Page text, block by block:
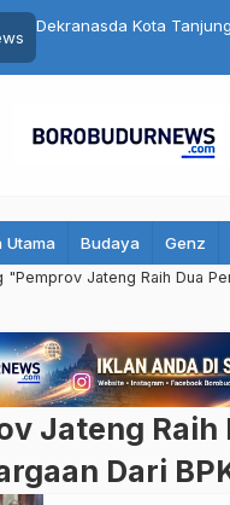
Dekranasda Kota
di Kota Magelang
Utama Budaya Genz
"Pemprov Jateng Raih Dua
Jateng Raih
Dari